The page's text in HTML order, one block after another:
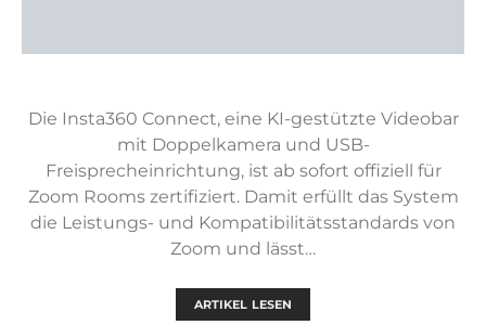
Die Insta360 Connect, eine KI-gestützte Videobar
mit Doppelkamera und USB-
Freisprecheinrichtung, ist ab sofort offiziell für
Zoom Rooms zertifiziert. Damit erfüllt das System
die Leistungs- und Kompatibilitätsstandards von
Zoom und lässt…
ARTIKEL LESEN